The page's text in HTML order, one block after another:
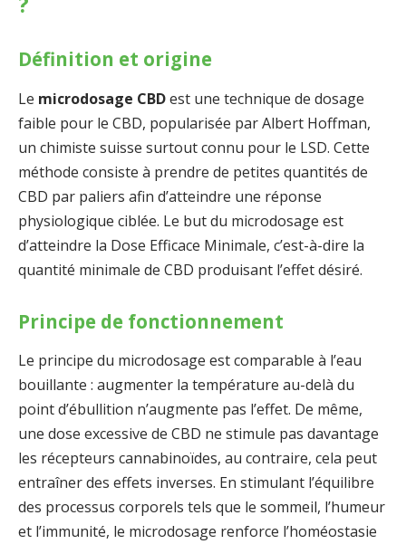
Définition et origine
Le microdosage CBDest une technique de dosage
faible pour le CBD, popularisée par Albert Hoffman,
un chimiste suisse surtout connu pour le LSD. Cette
méthode consiste à prendre de petites quantités de
CBD par paliers afin d’atteindre une réponse
physiologique ciblée. Le but du microdosage est
d’atteindre la Dose Efficace Minimale, c’est-à-dire la
quantité minimale de CBD produisant l’effet désiré.
Principe de fonctionnement
Le principe du microdosage est comparable à l’eau
bouillante : augmenter la température au-delà du
point d’ébullition n’augmente pas l’effet. De même,
une dose excessive de CBD ne stimule pas davantage
les récepteurs cannabinoïdes, au contraire, cela peut
entraîner des effets inverses. En stimulant l’équilibre
des processus corporels tels que le sommeil, l’humeur
et l’immunité, le microdosage renforce l’homéostasie